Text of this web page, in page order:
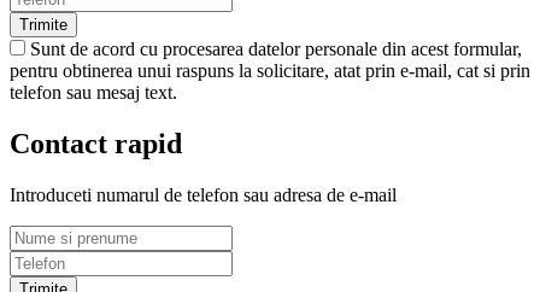
Trimite
Sunt de acord cu procesarea datelor personale din acest formular,
pentru obtinerea unui raspuns la solicitare, atat prin e-mail, cat si prin
telefon sau mesaj text.
Contact rapid
Introduceti numarul de telefon sau adresa de e-mail